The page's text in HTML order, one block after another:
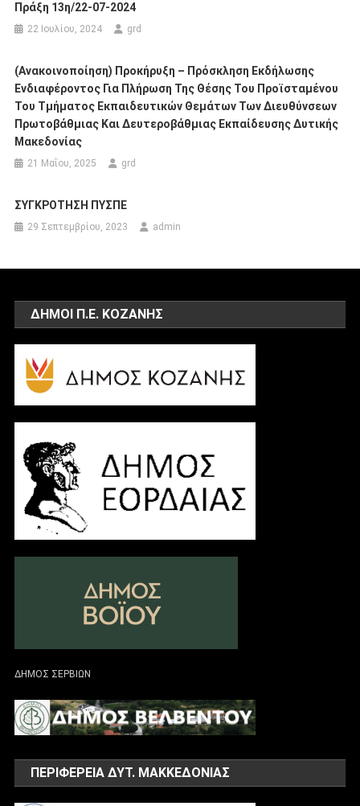
Πράξη 13η/22-07-2024
22 Ιουλίου, 2024 grd
(Ανακοινοποίηση) Προκήρυξη – Πρόσκληση Εκδήλωσης
Ενδιαφέροντος Για Πλήρωση Της Θέσης Του Προϊσταμένου
Του Τμήματος Εκπαιδευτικών Θεμάτων Των Διευθύνσεων
Πρωτοβάθμιας Και Δευτεροβάθμιας Εκπαίδευσης Δυτικής
Μακεδονίας
21 Μαΐου, 2025 grd
ΣΥΓΚΡΟΤΗΣΗ ΠΥΣΠΕ
29 Σεπτεμβρίου, 2023 admin
ΔΗΜΟΙ Π.Ε. ΚΟΖΑΝΗΣ
ΔΗΜΟΣ ΣΕΡΒΙΩΝ
ΠΕΡΙΦΕΡΕΙΑ ΔΥΤ. ΜΑΚΚΕΔΟΝΙΑΣ